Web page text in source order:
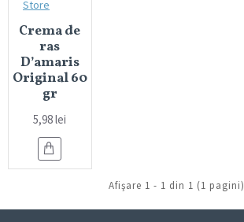
Store
Crema de
ras
D’amaris
Original 60
gr
5,98 lei
Afişare 1 - 1 din 1 (1 pagini)